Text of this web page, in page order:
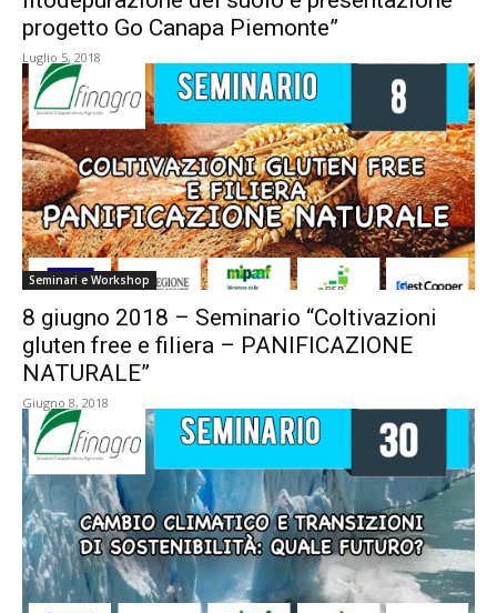
progetto Go Canapa Piemonte”
Luglio 5, 2018
Seminari e Workshop
8 giugno 2018 – Seminario “Coltivazioni
gluten free e filiera – PANIFICAZIONE
NATURALE”
Giugno 8, 2018